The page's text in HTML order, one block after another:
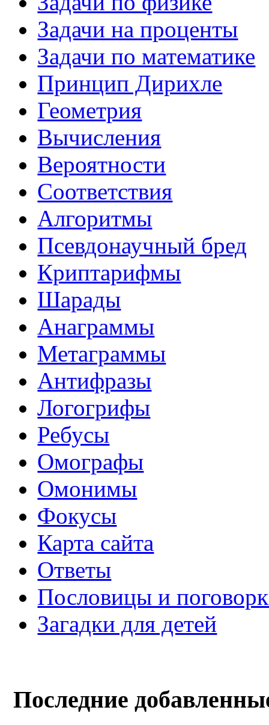
Задачи на проценты
Задачи по математике
Принцип Дирихле
Геометрия
Вычисления
Вероятности
Соответствия
Алгоритмы
Псевдонаучный бред
Криптарифмы
Шарады
Анаграммы
Метаграммы
Антифразы
Логогрифы
Ребусы
Омографы
Омонимы
Фокусы
Карта сайта
Ответы
Пословицы и
Загадки для детей
Последние